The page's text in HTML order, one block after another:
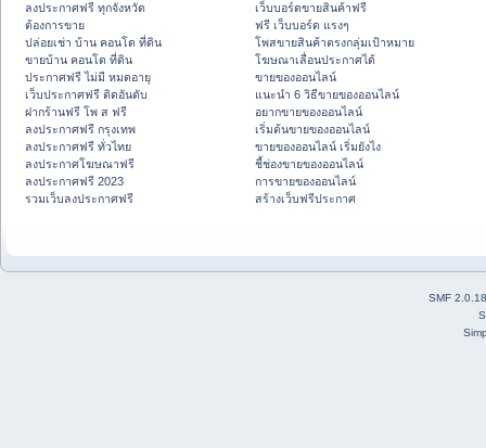
ลงประกาศฟรี ทุกจังหวัด
ต้องการขาย
ปล่อยเช่า บ้าน คอนโด ที่ดิน
ขายบ้าน คอนโด ที่ดิน
ประกาศฟรี ไม่มี หมดอายุ
เว็บประกาศฟรี ติดอันดับ
ฝากร้านฟรี โพ ส ฟรี
ลงประกาศฟรี กรุงเทพ
ลงประกาศฟรี ทั่วไทย
ลงประกาศโฆษณาฟรี
ลงประกาศฟรี 2023
รวมเว็บลงประกาศฟรี
เว็บบอร์ดขายสินค้าฟรี
ฟรี เว็บบอร์ด แรงๆ
โพสขายสินค้าตรงกลุ่มเป้าหมาย
โฆษณาเลื่อนประกาศได้
ขายของออนไลน์
แนะนำ 6 วิธีขายของออนไลน์
อยากขายของออนไลน์
เริ่มต้นขายของออนไลน์
ขายของออนไลน์ เริ่มยังไง
ชี้ช่องขายของออนไลน์
การขายของออนไลน์
สร้างเว็บฟรีประกาศ
SMF 2.0.18